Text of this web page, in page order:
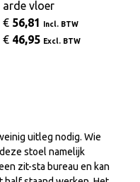
arde vloer
€ 56,81 Incl. BTW
€ 46,95 Excl. BTW
uitleg nodig. Wie
stoel namelijk
zit-sta bureau en kan